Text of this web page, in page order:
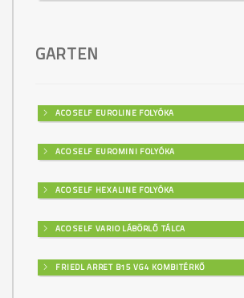
GARTEN
ACO SELF EUROLINE FOLYÓKA
ACO SELF EUROMINI FOLYÓKA
ACO SELF HEXALINE FOLYÓKA
ACO SELF VARIO LÁBÖRLŐ TÁLCA
FRIEDL ARRET B15 VG4 KOMBITÉRKŐ